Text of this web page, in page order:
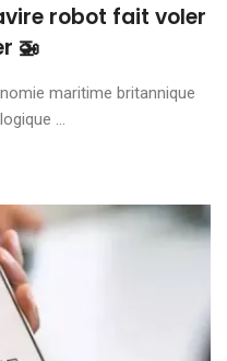
robot fait voler
🚁
maritime britannique
...